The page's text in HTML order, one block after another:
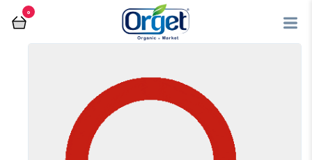
0
فروشگاه آنلاین اُرگت